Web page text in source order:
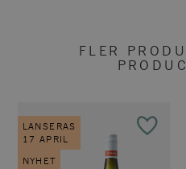
FLER
LANSERAS
17 APRIL
NYHET